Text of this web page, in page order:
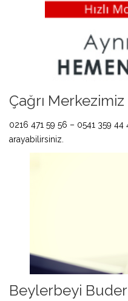
Çağrı Merkezimiz
0216 471 59 56 – 0541 359
arayabilirsiniz.
Beylerbeyi